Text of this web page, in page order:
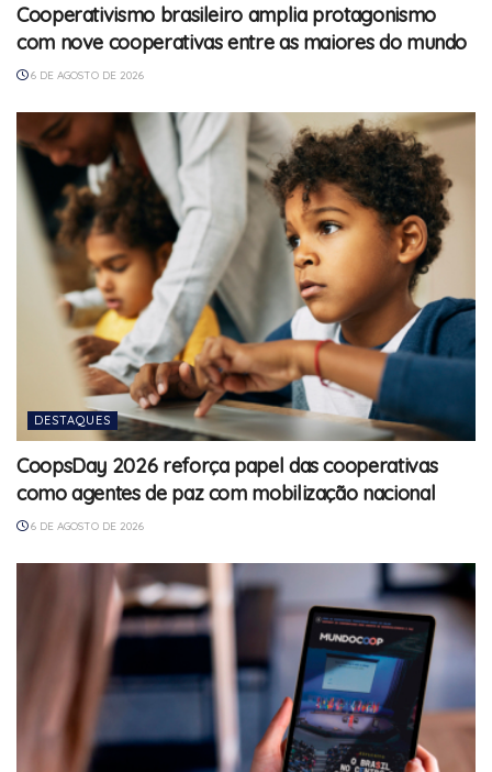
Cooperativismo brasileiro amplia protagonismo
com nove cooperativas entre as maiores do mundo
6 DE AGOSTO DE 2026
DESTAQUES
CoopsDay 2026 reforça papel das cooperativas
como agentes de paz com mobilização nacional
6 DE AGOSTO DE 2026